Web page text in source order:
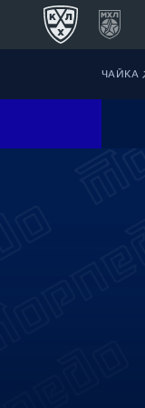
ЧАЙКА